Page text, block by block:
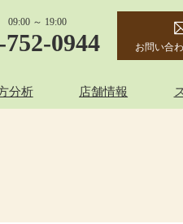
～ 19:00
752-0944 お問い合
分析 店舗情報